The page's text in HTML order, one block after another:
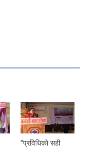
"प्रविधिको सही